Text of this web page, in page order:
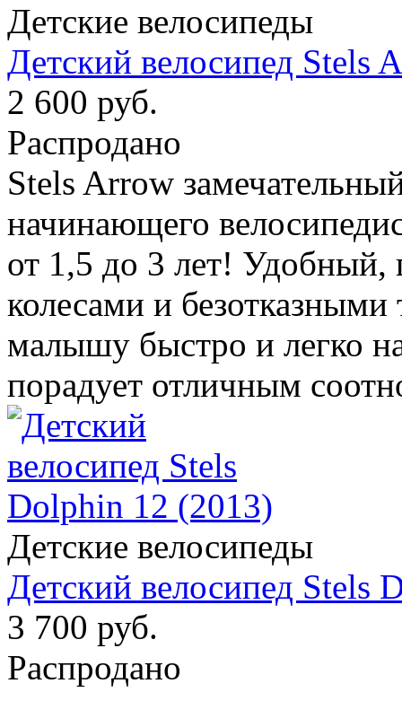
Детские велосипеды
Детский велосипед Stels
2 600 руб.
Распродано
Stels Arrow
начинающего
от 1,5 до 3 лет!
колесами и
малышу быстро и легко
порадует отличным
Детские велосипеды
Детский велосипед Stels
3 700 руб.
Распродано